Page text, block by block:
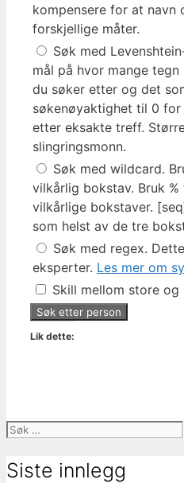
kompensere for at navn
forskjellige måter.
Søk med
mål på hvor mange
du søker etter og det
søkenøyaktighet til 0 for
etter eksakte treff.
slingringsmonn.
Søk med wildcard.
vilkårlig bokstav. Bruk
vilkårlige bokstaver.
som helst av de tre
Søk med regex.
eksperter. Les mer om
Skill mellom store og
Lik dette:
Søk
Siste innlegg